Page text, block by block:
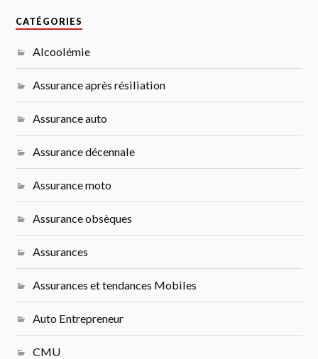
CATÉGORIES
Alcoolémie
Assurance après résiliation
Assurance auto
Assurance décennale
Assurance moto
Assurance obsèques
Assurances
Assurances et tendances Mobiles
Auto Entrepreneur
CMU